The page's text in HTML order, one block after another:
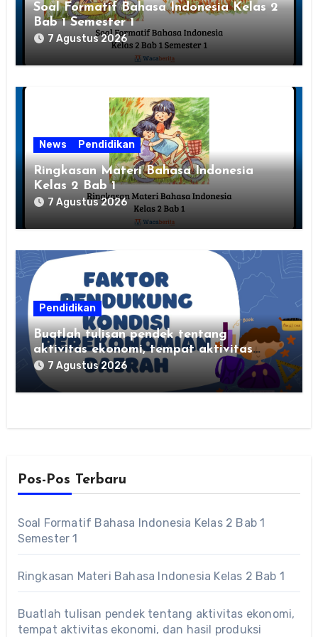
Soal Formatif Bahasa Indonesia Kelas 2
Bab 1 Semester 1
7 Agustus 2026
News Pendidikan
Ringkasan Materi Bahasa Indonesia
Kelas 2 Bab 1
7 Agustus 2026
Pendidikan
Buatlah tulisan pendek tentang
aktivitas ekonomi, tempat aktivitas
ekonomi, dan hasil produksi daerah
kalian
7 Agustus 2026
Pos-Pos Terbaru
Soal Formatif Bahasa Indonesia Kelas 2 Bab 1
Semester 1
Ringkasan Materi Bahasa Indonesia Kelas 2 Bab 1
Buatlah tulisan pendek tentang aktivitas ekonomi,
tempat aktivitas ekonomi, dan hasil produksi